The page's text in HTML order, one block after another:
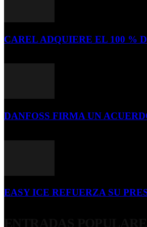
CAREL ADQUIERE EL 100 %
DANFOSS FIRMA UN
EASY ICE REFUERZA SU